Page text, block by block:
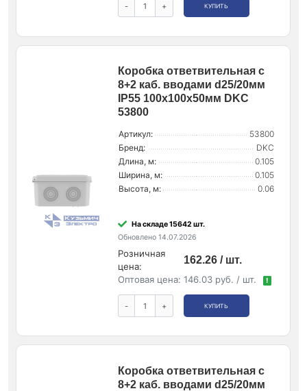
- + КУПИТЬ
Коробка ответвительная с
8+2 каб. вводами d25/20мм
IP55 100х100х50мм DKC
53800
Артикул:
53800
Бренд:
DKC
Длина, м:
0.105
Ширина, м:
0.105
Высота, м:
0.06
На складе 15642 шт.
Обновлено 14.07.2026
Розничная
цена:
162.26 / шт.
Оптовая цена: 146.03 руб. / шт. !
- + КУПИТЬ
Коробка ответвительная с
8+2 каб. вводами d25/20мм